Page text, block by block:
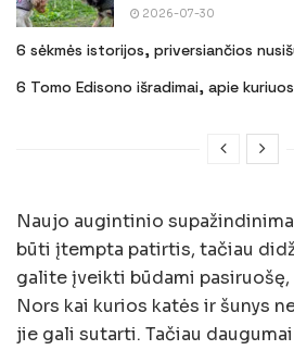
2026-07-30
6 sėkmės istorijos, priversiančios
6 Tomo Edisono išradimai, apie
Naujo augintinio
būti įtempta patirtis, tačiau
galite įveikti būdami pasiruošę,
Nors kai kurios katės ir šunys
jie gali sutarti. Tačiau